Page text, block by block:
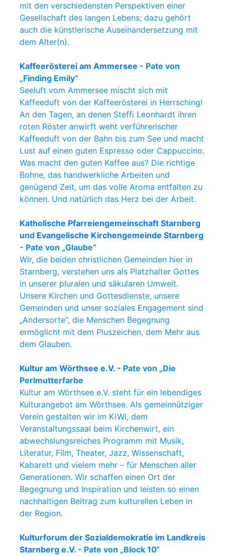
mit den verschiedensten Perspektiven einer
Gesellschaft des langen Lebens; dazu gehört
auch die künstlerische Auseinandersetzung mit
dem Alter(n).
Kaffeerösterei am Ammersee - Pate von
„Finding Emily“
Seeluft vom Ammersee mischt sich mit
Kaffeeduft von der Kaffeerösterei in Herrsching!
An den Tagen, an denen Steffi Leonhardt ihren
roten Röster anwirft weht verführerischer
Kaffeeduft von der Bahn bis zum See und macht
Lust auf einen guten Espresso oder Cappuccino.
Was macht den guten Kaffee aus? Die richtige
Bohne, das handwerkliche Arbeiten und
genügend Zeit, um das volle Aroma entfalten zu
können. Und natürlich das Herz bei der Arbeit.
Katholische Pfarreiengemeinschaft Starnberg
und Evangelische Kirchengemeinde Starnberg
- Pate von „Glaube“
Wir, die beiden christlichen Gemeinden hier in
Starnberg, verstehen uns als Platzhalter Gottes
in unserer pluralen und säkularen Umwelt.
Unsere Kirchen und Gottesdienste, unsere
Gemeinden und unser soziales Engagement sind
„Andersorte“, die Menschen Begegnung
ermöglicht mit dem Pluszeichen, dem Mehr aus
dem Glauben.
Kultur am Wörthsee e.V. - Pate von „Die
Perlmutterfarbe
Kultur am Wörthsee e.V. steht für ein lebendiges
Kulturangebot am Wörthsee. Als gemeinnütziger
Verein gestalten wir im KiWi, dem
Veranstaltungssaal beim Kirchenwirt, ein
abwechslungsreiches Programm mit Musik,
Literatur, Film, Theater, Jazz, Wissenschaft,
Kabarett und vielem mehr – für Menschen aller
Generationen. Wir schaffen einen Ort der
Begegnung und Inspiration und leisten so einen
nachhaltigen Beitrag zum kulturellen Leben in
der Region.
Kulturforum der Sozialdemokratie im Landkreis
Starnberg e.V. - Pate von „Block 10“